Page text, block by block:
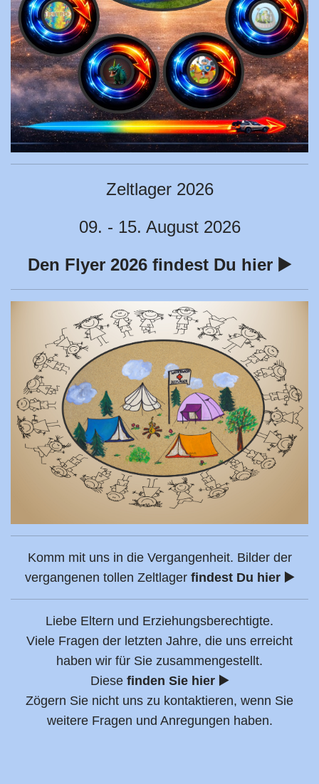
Zeltlager 2026
09. - 15. August 2026
Den Flyer 2026 findest Du hier ▶️
Komm mit uns in die Vergangenheit. Bilder der
vergangenen tollen Zeltlager findest Du hier ▶️
Liebe Eltern und Erziehungsberechtigte.
Viele Fragen der letzten Jahre, die uns erreicht
haben wir für Sie zusammengestellt.
Diese finden Sie hier ▶️
Zögern Sie nicht uns zu kontaktieren, wenn Sie
weitere Fragen und Anregungen haben.